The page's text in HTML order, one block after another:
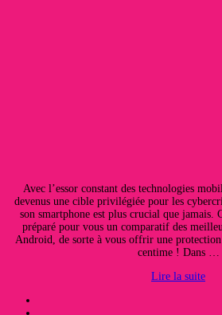
Avec l’essor constant des technologies
devenus une cible privilégiée pour les
son smartphone est plus crucial que jamais.
préparé pour vous un comparatif des
Android, de sorte à vous offrir une protection
centime ! Dans …
Lire la suite